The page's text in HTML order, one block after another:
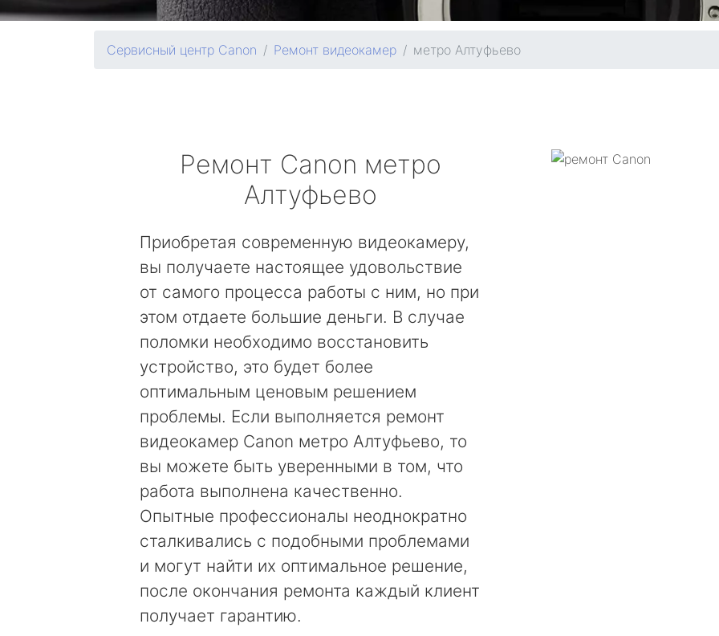
Сервисный центр Canon Ремонт видеокамер метро Алтуфьево
Ремонт Canon метро
Алтуфьево
Приобретая современную видеокамеру,
вы получаете настоящее удовольствие
от самого процесса работы с ним, но при
этом отдаете большие деньги. В случае
поломки необходимо восстановить
устройство, это будет более
оптимальным ценовым решением
проблемы. Если выполняется ремонт
видеокамер Canon метро Алтуфьево, то
вы можете быть уверенными в том, что
работа выполнена качественно.
Опытные профессионалы неоднократно
сталкивались с подобными проблемами
и могут найти их оптимальное решение,
после окончания ремонта каждый клиент
получает гарантию.